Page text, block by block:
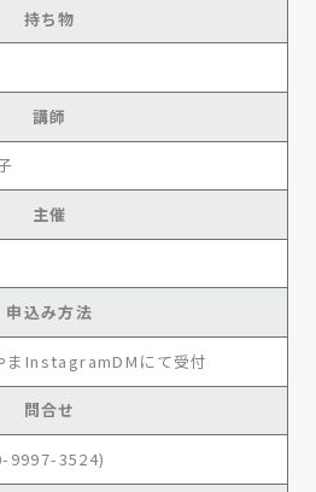
持ち物
講師
主催
申込み方法
InstagramDMにて受付
問合せ
9997-3524)